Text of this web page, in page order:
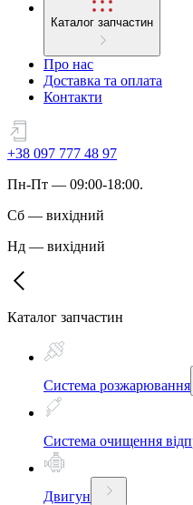
Каталог запчастин
Про нас
Доставка та оплата
Контакти
+38 097 777 48 97
Пн-Пт — 09:00-18:00.
Сб — вихідний
Нд — вихідний
Каталог запчастин
Система розжарювання
Система очищення
Двигун